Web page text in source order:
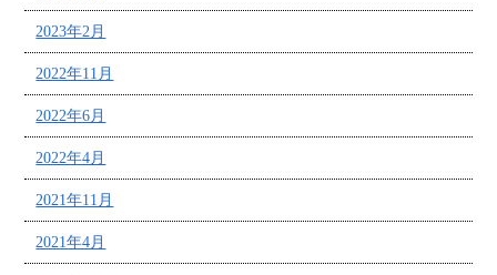
2023年2月
2022年11月
2022年6月
2022年4月
2021年11月
2021年4月